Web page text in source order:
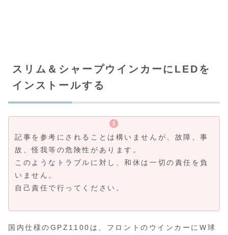
スリム＆シャープウインカーにLEDを
インストールする
記事を参考にされることは構いませんが、故障、事
故、怪我等の危険性があります。
このようなトラブルに対し、和休は一切の責任を負
いません。
自己責任で行ってください。
国内仕様のGPZ1100は、フロントのウインカーにW球